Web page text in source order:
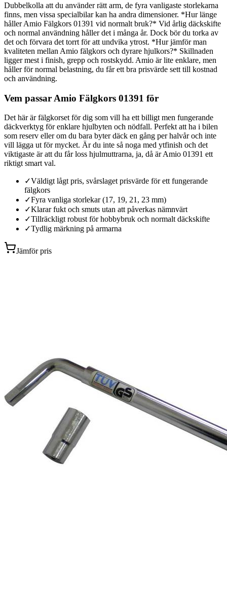
Dubbelkolla att du använder rätt arm, de fyra vanligaste storlekarna
finns, men vissa specialbilar kan ha andra dimensioner. *Hur länge
håller Amio Fälgkors 01391 vid normalt bruk?* Vid årlig däckskifte
och normal användning håller det i många år. Dock bör du torka av
det och förvara det torrt för att undvika ytrost. *Hur jämför man
kvaliteten mellan Amio fälgkors och dyrare hjulkors?* Skillnaden
ligger mest i finish, grepp och rostskydd. Amio är lite enklare, men
håller för normal belastning, du får ett bra prisvärde sett till kostnad
och användning.
Vem passar Amio Fälgkors 01391 för
Det här är fälgkorset för dig som vill ha ett billigt men fungerande
däckverktyg för enklare hjulbyten och nödfall. Perfekt att ha i bilen
som reserv eller om du bara byter däck en gång per halvår och inte
vill lägga ut för mycket. Är du inte så noga med ytfinish och det
viktigaste är att du får loss hjulmuttrarna, ja, då är Amio 01391 ett
riktigt smart val.
✓Väldigt lågt pris, svårslaget prisvärde för ett fungerande
fälgkors
✓Fyra vanliga storlekar (17, 19, 21, 23 mm)
✓Klarar fukt och smuts utan att påverkas nämnvärt
✓Tillräckligt robust för hobbybruk och normalt däckskifte
✓Tydlig märkning på armarna
Jämför pris